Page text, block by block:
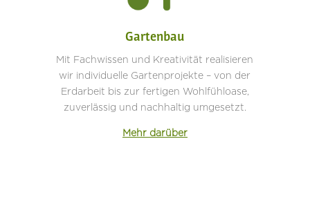
Gartenbau
Mit Fachwissen und Kreativität realisieren
wir individuelle Gartenprojekte – von der
Erdarbeit bis zur fertigen Wohlfühloase,
zuverlässig und nachhaltig umgesetzt.
Mehr darüber